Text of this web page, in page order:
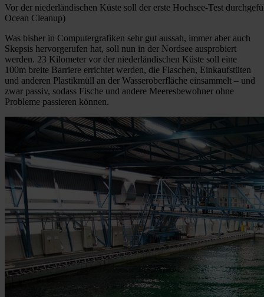
Vor der niederländischen Küste soll der erste Hochsee-Test
Ocean Cleanup)
Was bisher in Computergrafiken sehr gut aussah, immer aber auch
Skepsis hervorgerufen hat, soll nun in der Nordsee ausprobiert
werden. 23 Kilometer vor der niederländischen Küste soll eine
100m breite Barriere errichtet werden, die Flaschen, Einkaufstüten
und anderen Plastikmüll an der Wasseroberfläche einsammelt – und
zwar passiv, sodass Fische und andere Meeresbewohner ohne
Probleme passieren können.